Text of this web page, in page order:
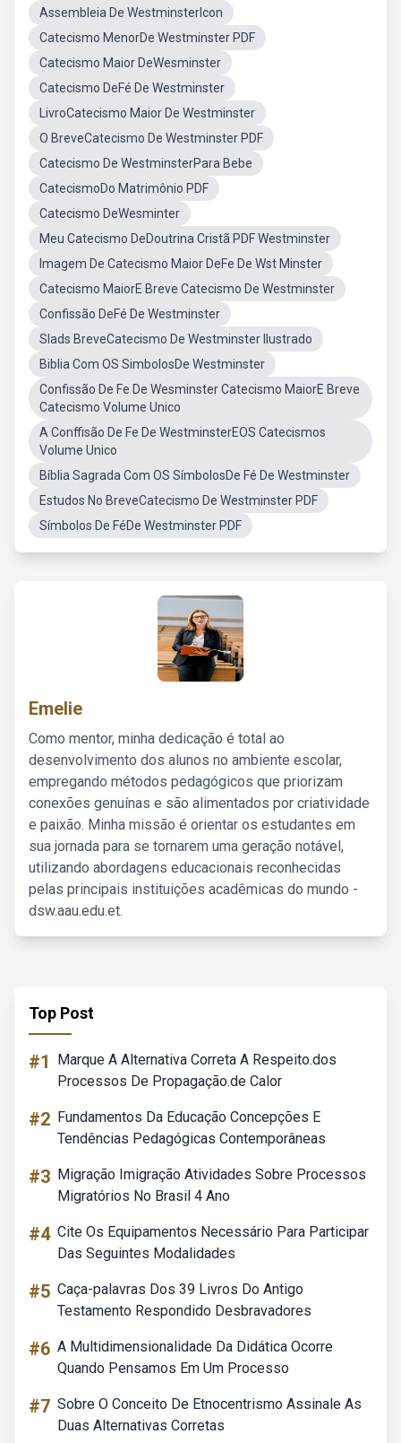
Assembleia De WestminsterIcon
Catecismo MenorDe Westminster PDF
Catecismo Maior DeWesminster
Catecismo DeFé De Westminster
LivroCatecismo Maior De Westminster
O BreveCatecismo De Westminster PDF
Catecismo De WestminsterPara Bebe
CatecismoDo Matrimônio PDF
Catecismo DeWesminter
Meu Catecismo DeDoutrina Cristã PDF Westminster
Imagem De Catecismo Maior DeFe De Wst Minster
Catecismo MaiorE Breve Catecismo De Westminster
Confissão DeFé De Westminster
Slads BreveCatecismo De Westminster Ilustrado
Biblia Com OS SimbolosDe Westminster
Confissão De Fe De Wesminster Catecismo MaiorE Breve
Catecismo Volume Unico
A Conffisão De Fe De WestminsterEOS Catecismos
Volume Unico
Bíblia Sagrada Com OS SímbolosDe Fé De Westminster
Estudos No BreveCatecismo De Westminster PDF
Símbolos De FéDe Westminster PDF
Emelie
Como mentor, minha dedicação é total ao
desenvolvimento dos alunos no ambiente escolar,
empregando métodos pedagógicos que priorizam
conexões genuínas e são alimentados por criatividade
e paixão. Minha missão é orientar os estudantes em
sua jornada para se tornarem uma geração notável,
utilizando abordagens educacionais reconhecidas
pelas principais instituições acadêmicas do mundo -
dsw.aau.edu.et.
Top Post
#1
Marque A Alternativa Correta A Respeito.dos
Processos De Propagação.de Calor
#2 Fundamentos Da Educação Concepções E
Tendências Pedagógicas Contemporâneas
#3 Migração Imigração Atividades Sobre Processos
Migratórios No Brasil 4 Ano
#4 Cite Os Equipamentos Necessário Para Participar
Das Seguintes Modalidades
#5 Caça-palavras Dos 39 Livros Do Antigo
Testamento Respondido Desbravadores
#6 A Multidimensionalidade Da Didática Ocorre
Quando Pensamos Em Um Processo
#7 Sobre O Conceito De Etnocentrismo Assinale As
Duas Alternativas Corretas